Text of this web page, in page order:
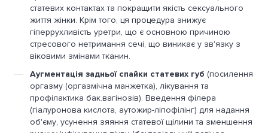
статевих контактах та покращити якість сексуального
життя жінки. Крім того, ця процедура знижує
гіперрухливість уретри, що є основною причиною
стресового нетримання сечі, що виникає у зв'язку з
віковими змінами тканин.
Аугментація задньої спайки статевих губ (посилення
оргазму (оргазмічна манжетка), лікування та
профілактика бак.вагінозів). Введення філера
(гіалуронова кислота, аутожир-ліпофілінг) для надання
об'єму, усунення зяяння статевої щілини та зменшення